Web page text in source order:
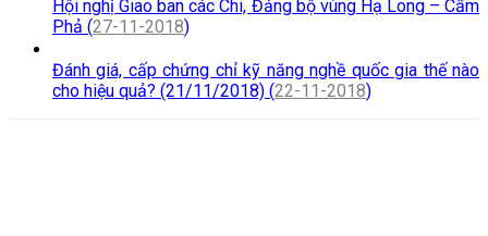
Hội nghị Giao ban các Chi, Đảng bộ vùng Hạ Long – Cẩm
Phả (27-11-2018)
Đánh giá, cấp chứng chỉ kỹ năng nghề quốc gia thế nào
cho hiệu quả? (21/11/2018) (22-11-2018)